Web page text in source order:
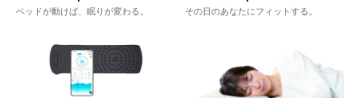
ベッドが動けば、眠りが変わる。 その日のあなたにフィットする。